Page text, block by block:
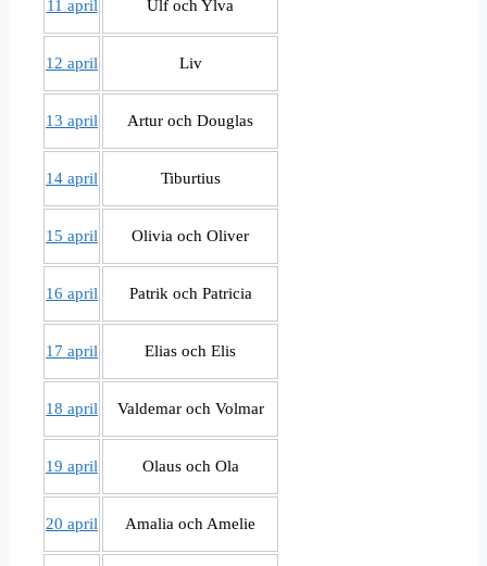
11 april Ulf och Ylva
12 april Liv
13 april Artur och Douglas
14 april Tiburtius
15 april Olivia och Oliver
16 april Patrik och Patricia
17 april Elias och Elis
18 april Valdemar och Volmar
19 april Olaus och Ola
20 april Amalia och Amelie